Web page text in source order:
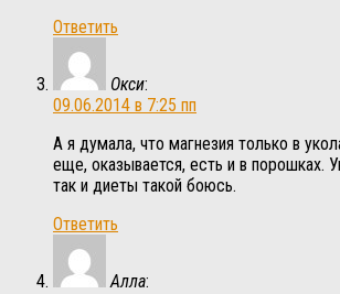
Ответить
Окси:
09.06.2014 в 7:25 пп
А я думала, что магнезия только в
еще, оказывается, есть и в порошках.
так и диеты такой боюсь.
Ответить
Алла: